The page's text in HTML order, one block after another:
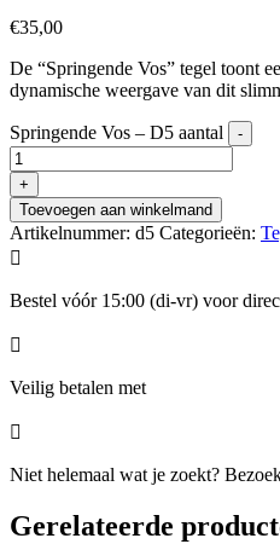
€35,00
De “Springende Vos” tegel toont
dynamische weergave van dit
Springende Vos – D5 aantal -
+
Toevoegen aan winkelmand
Artikelnummer: d5 Categorieën:

Bestel vóór 15:00 (di-vr) voor

Veilig betalen met

Niet helemaal wat je zoekt?
Gerelateerde